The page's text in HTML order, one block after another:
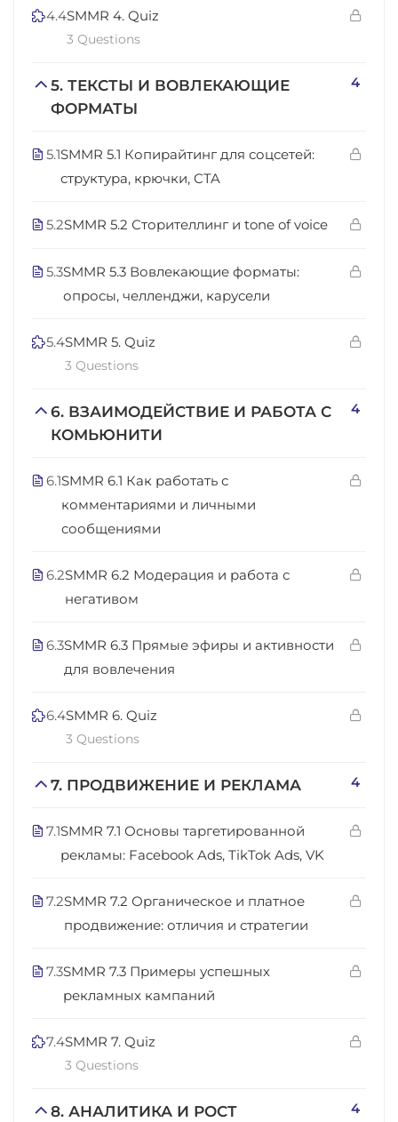
4.4SMMR 4. Quiz
3 Questions
5. ТЕКСТЫ И ВОВЛЕКАЮЩИЕ
ФОРМАТЫ
4
5.1SMMR 5.1 Копирайтинг для соцсетей:
структура, крючки, CTA
5.2SMMR 5.2 Сторителлинг и tone of voice
5.3SMMR 5.3 Вовлекающие форматы:
опросы, челленджи, карусели
5.4SMMR 5. Quiz
3 Questions
6. ВЗАИМОДЕЙСТВИЕ И РАБОТА С
КОМЬЮНИТИ
4
6.1SMMR 6.1 Как работать с
комментариями и личными
сообщениями
6.2SMMR 6.2 Модерация и работа с
негативом
6.3SMMR 6.3 Прямые эфиры и активности
для вовлечения
6.4SMMR 6. Quiz
3 Questions
7. ПРОДВИЖЕНИЕ И РЕКЛАМА 4
7.1SMMR 7.1 Основы таргетированной
рекламы: Facebook Ads, TikTok Ads, VK
7.2SMMR 7.2 Органическое и платное
продвижение: отличия и стратегии
7.3SMMR 7.3 Примеры успешных
рекламных кампаний
7.4SMMR 7. Quiz
3 Questions
8. АНАЛИТИКА И РОСТ 4